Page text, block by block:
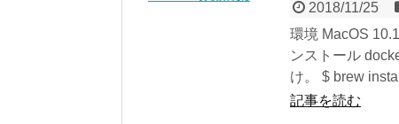
2018/11/25
環境 MacOS
ンストール
け。 $ brew
記事を読む